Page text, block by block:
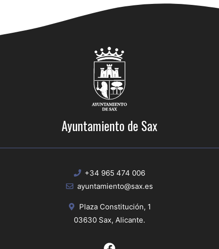
Ayuntamiento de Sax
+34 965 474 006
ayuntamiento@sax.es
Plaza Constitución, 1
03630 Sax, Alicante.